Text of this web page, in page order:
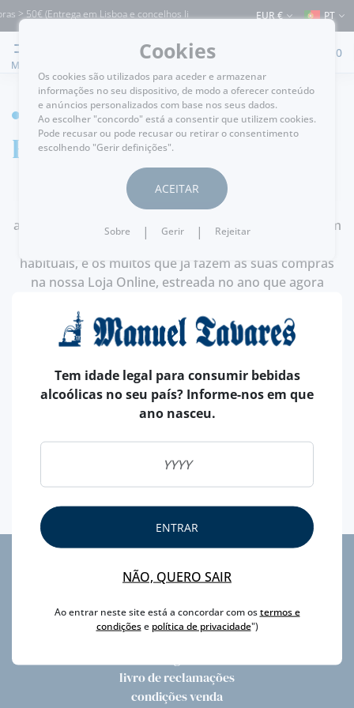
> 50€ (Entrega em Lisboa e concelhos limítrofes) ⚠️ Envios para Portugal e
EUR € PT
MENU
0
HOME
Feliz Ano Novo!
Na chegada de 2018, não podemos deixar de
agradecer, a todos os que nos (re)visitaram, na loja em
Lisboa. Uns pela primeira vez, outros já clientes
habituais, e os muitos que já fazem as suas compras
na nossa Loja Online, estreada no ano que agora
também connosco interagem e nos seguem nas redes
sociais.
A Todos o nosso profundoMuito Obrigado!
famílias e amigos, um fantástico e muito
NOVO!!
privacidade
newsletter
livro de reclamações
condições venda
Tem idade legal para consumir bebidas
alcoólicas no seu país? Informe-nos em que
ano nasceu.
ENTRAR
NÃO, QUERO SAIR
Ao entrar neste site está a concordar com ostermos e
condiçõese política de privacidade")
Cookies
Os cookies são utilizados para aceder e armazenar
informações no seu dispositivo, de modo a oferecer conteúdo
e anúncios personalizados com base nos seus dados.
Ao escolher "concordo" está a consentir que utilizem cookies.
Pode recusar ou pode recusar ou retirar o consentimento
escolhendo "Gerir definições".
ACEITAR
Sobre | Gerir | Rejeitar